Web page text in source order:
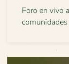
Foro en vivo